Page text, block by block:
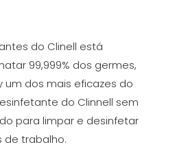
do Clinell está
99,999% dos germes,
dos mais eficazes do
do Clinnell sem
para limpar e desinfetar
de trabalho.